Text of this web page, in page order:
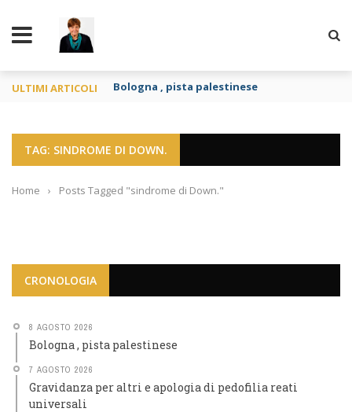
ULTIMI ARTICOLI Bologna , pista palestinese
TAG: SINDROME DI DOWN.
Home › Posts Tagged "sindrome di Down."
CRONOLOGIA
8 AGOSTO 2026
Bologna , pista palestinese
7 AGOSTO 2026
Gravidanza per altri e apologia di pedofilia reati
universali